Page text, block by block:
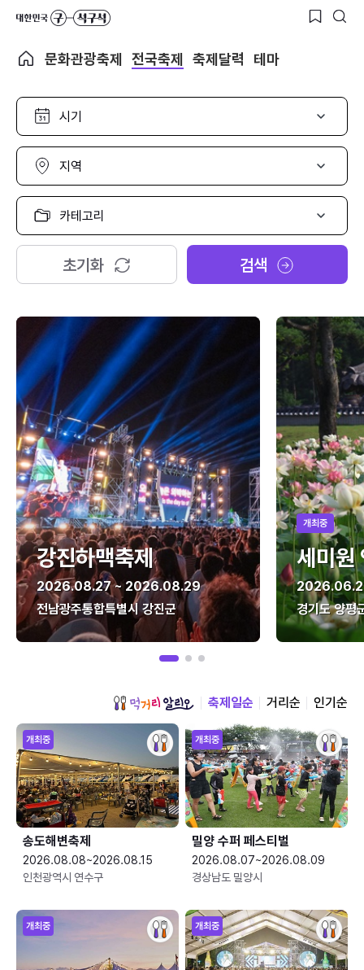
문화관광축제 전국축제 축제달력 테마
시
선
택
지
선
택
카
고
리
택
초기화 검색
강진하맥축제
2026.08.27 ~ 2026.08.29
전남광주통합특별시 강진군
개최중
세미원
경기도 양평
축제일순 거리순 인기순
개최중
송도해변축제
2026.08.08~2026.08.15
인천광역시 연수구
개최중
밀양 수퍼 페스티벌
2026.08.07~2026.08.09
경상남도 밀양시
개최중 개최중